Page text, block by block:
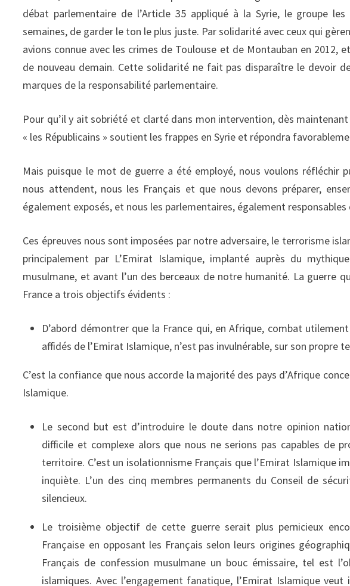
débat parlementaire de l’Article 35 appliqué à la Syrie, le groupe les
semaines, de garder le ton le plus juste. Par solidarité avec ceux qui
avions connue avec les crimes de Toulouse et de Montauban en
de nouveau demain. Cette solidarité ne fait pas disparaître le devoir
marques de la responsabilité parlementaire.
Pour qu’il y ait sobriété et clarté dans mon intervention, dès
« les Républicains » soutient les frappes en Syrie et répondra
Mais puisque le mot de guerre a été employé, nous voulons réfléchir
nous attendent, nous les Français et que nous devons préparer,
également exposés, et nous les parlementaires, également
Ces épreuves nous sont imposées par notre adversaire, le terrorisme
principalement par L’Emirat Islamique, implanté auprès du
musulmane, et avant l’un des berceaux de notre humanité. La guerre
France a trois objectifs évidents :
D’abord démontrer que la France qui, en Afrique, combat
affidés de l’Emirat Islamique, n’est pas invulnérable, sur son propre
C’est la confiance que nous accorde la majorité des pays d’Afrique
Islamique.
Le second but est d’introduire le doute dans notre opinion
difficile et complexe alors que nous ne serions pas capables de
territoire. C’est un isolationnisme Français que l’Emirat Islamique
inquiète. L’un des cinq membres permanents du Conseil de
silencieux.
Le troisième objectif de cette guerre serait plus pernicieux
Française en opposant les Français selon leurs origines
Français de confession musulmane un bouc émissaire, tel est
islamiques. Avec l’engagement fanatique, l’Emirat Islamique